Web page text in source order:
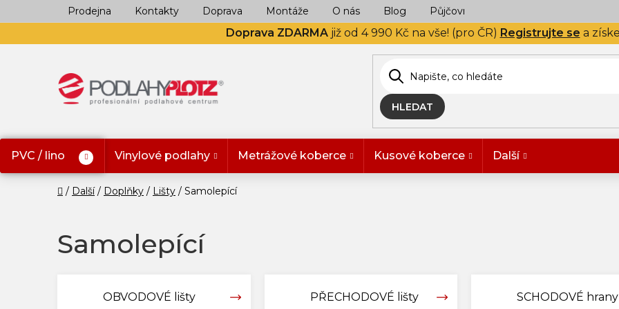
na
Doprava ZDARMA již od 4 990 Kč na vše! (pro ČR) Registrujte se a
Prodejna Kontakty Doprava Montáže O nás Blog Půjčovna
HLEDAT
PVC / lino Vinylové podlahy Metrážové koberce Kusové koberce Další
Domů
Další Doplňky Lišty Samolepící
Samolepící
OBVODOVÉ lišty PŘECHODOVÉ lišty SCHODOVÉ hrany